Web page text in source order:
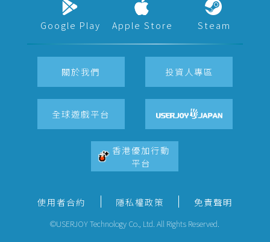
Google Play Apple Store Steam
關於我們 投資人專區
全球遊戲平台
香港優加行動
平台
使用者合約 隱私權政策 免責聲明
©USERJOY Technology Co., Ltd. All Rights Reserved.